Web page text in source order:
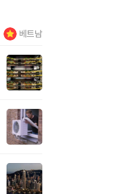
베트남